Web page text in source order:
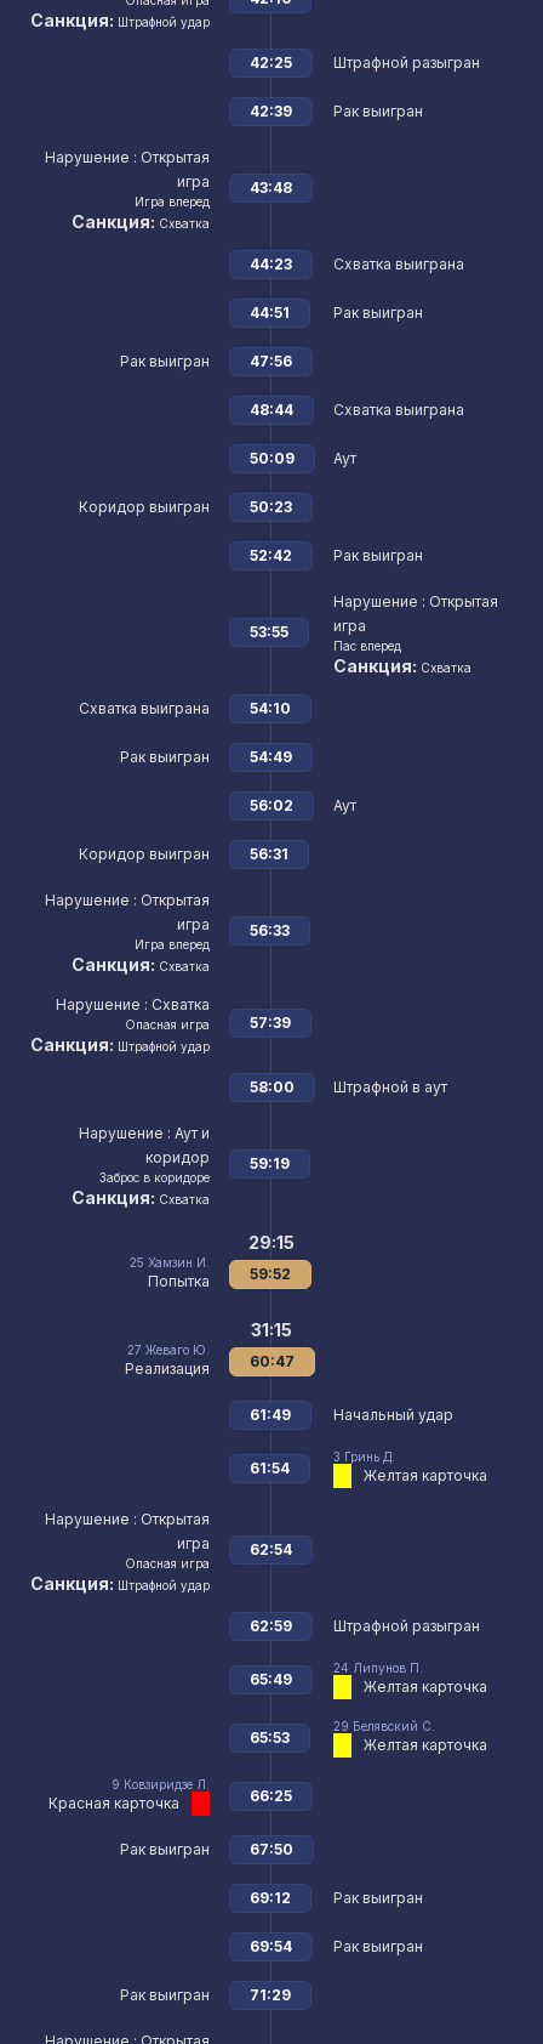
Санкция: Штрафной удар
Штрафной разыгран
42:25
Рак выигран
42:39
Нарушение : Открытая
игра
Игра вперед
Санкция: Схватка
43:48
Схватка выиграна
44:23
Рак выигран
44:51
Рак выигран 47:56
Схватка выиграна
48:44
Аут
50:09
Коридор выигран 50:23
Рак выигран
52:42
Нарушение : Открытая
игра
Пас вперед
Санкция: Схватка
53:55
Схватка выиграна 54:10
Рак выигран 54:49
Аут
56:02
Коридор выигран 56:31
Нарушение : Открытая
игра
Игра вперед
Санкция: Схватка
56:33
Нарушение : Схватка
Опасная игра
Санкция: Штрафной удар
57:39
Штрафной в аут
58:00
Нарушение : Аут и
коридор
Заброс в коридоре
Санкция: Схватка
59:19
25 Хамзин И.
Попытка
29:15
59:52
27 Жеваго Ю.
Реализация
31:15
60:47
Начальный удар
61:49
3 Гринь Д.
Желтая карточка
61:54
Нарушение : Открытая
игра
Опасная игра
Санкция: Штрафной удар
62:54
Штрафной разыгран
62:59
24 Липунов П.
Желтая карточка
65:49
29 Белявский С.
Желтая карточка
65:53
9 Ковзиридзе Л.
Красная карточка 66:25
Рак выигран 67:50
Рак выигран
69:12
Рак выигран
69:54
Рак выигран 71:29